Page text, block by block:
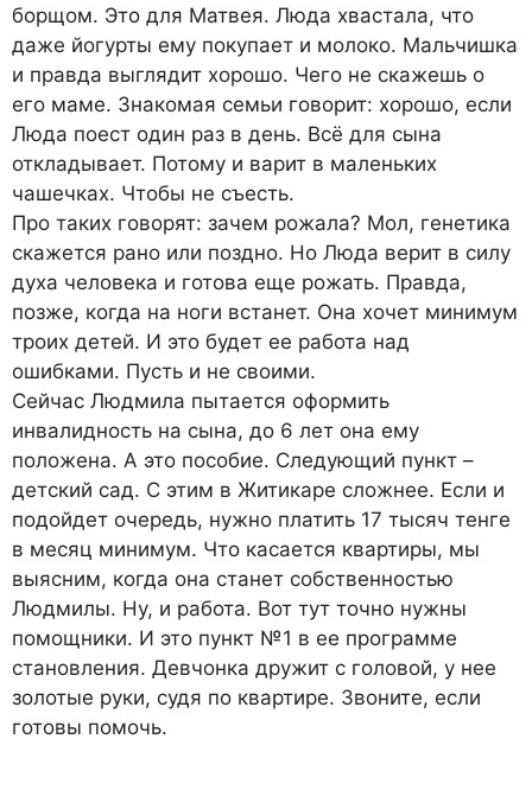
борщом. Это для Матвея. Люда хвастала, что
даже йогурты ему покупает и молоко. Мальчишка
и правда выглядит хорошо. Чего не скажешь о
его маме. Знакомая семьи говорит: хорошо, если
Люда поест один раз в день. Всё для сына
откладывает. Потому и варит в маленьких
чашечках. Чтобы не съесть.
Про таких говорят: зачем рожала? Мол, генетика
скажется рано или поздно. Но Люда верит в силу
духа человека и готова еще рожать. Правда,
позже, когда на ноги встанет. Она хочет минимум
троих детей. И это будет ее работа над
ошибками. Пусть и не своими.
Сейчас Людмила пытается оформить
инвалидность на сына, до 6 лет она ему
положена. А это пособие. Следующий пункт –
детский сад. С этим в Житикаре сложнее. Если и
подойдет очередь, нужно платить 17 тысяч тенге
в месяц минимум. Что касается квартиры, мы
выясним, когда она станет собственностью
Людмилы. Ну, и работа. Вот тут точно нужны
помощники. И это пункт №1 в ее программе
становления. Девчонка дружит с головой, у нее
золотые руки, судя по квартире. Звоните, если
готовы помочь.